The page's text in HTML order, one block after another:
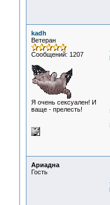
kadh
Ветеран
Сообщений: 1207
Я очень сексуален! И
ваще - прелесть!
Ариадна
Гость